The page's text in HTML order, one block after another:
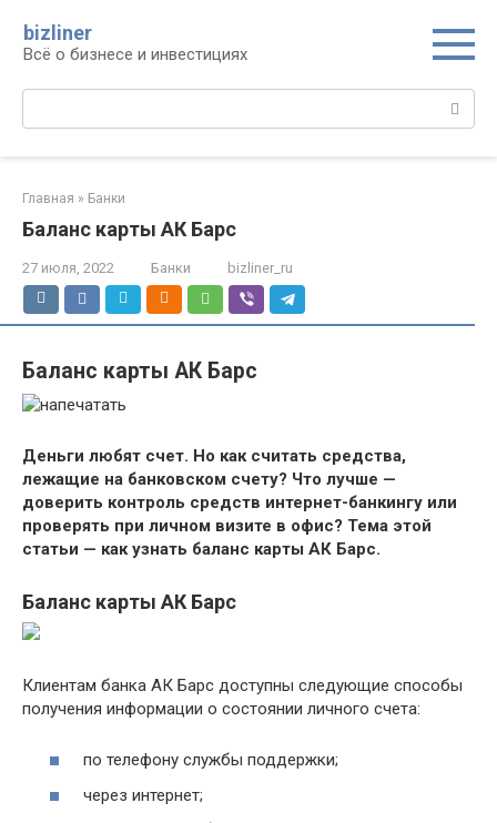
контенту
bizliner
Всё о бизнесе и инвестициях
Поиск:
Главная » Банки
Баланс карты АК Барс
27 июля, 2022 Банки bizliner_ru
Баланс карты АК Барс
Деньги любят счет. Но как считать средства,
лежащие на банковском счету? Что лучше —
доверить контроль средств интернет-банкингу или
проверять при личном визите в офис? Тема этой
статьи — как узнать баланс карты АК Барс.
Баланс карты АК Барс
Клиентам банка АК Барс доступны следующие способы
получения информации о состоянии личного счета:
по телефону службы поддержки;
через интернет;